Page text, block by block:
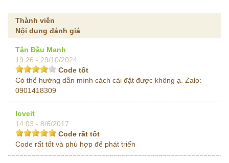
Thành viên
Nội dung đánh giá
Tân Đầu Manh
19:26 - 29/10/2024
Code tốt
Có thể hướng dẫn mình cách cài đặt được không ạ. Zalo:
0901418309
loveit
14:03 - 8/6/2017
Code rất tốt
Code rất tốt và phù hợp để phát triển